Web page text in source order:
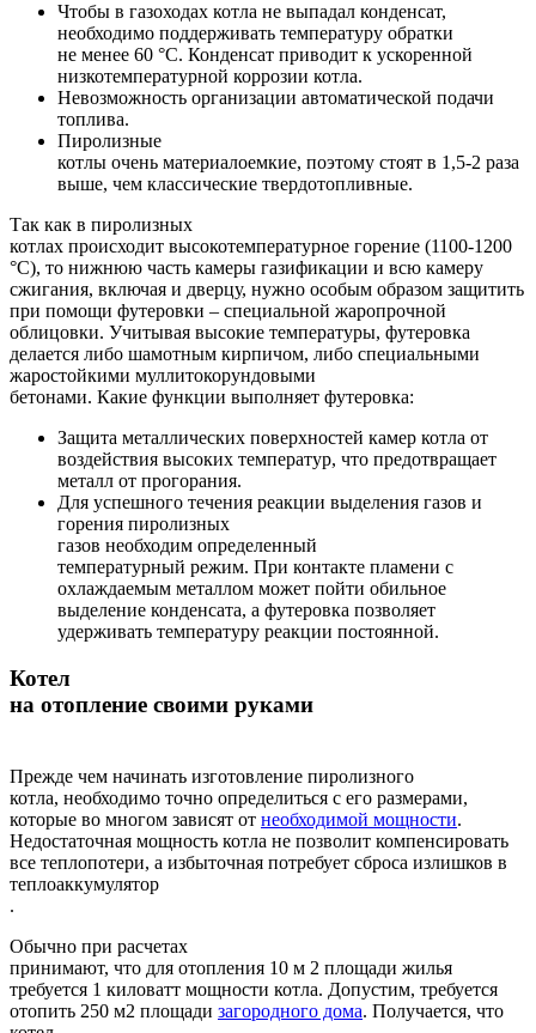
Чтобы в газоходах котла не выпадал конденсат,
необходимо поддерживать температуру обратки
не менее 60 °C. Конденсат приводит к ускоренной
низкотемпературной коррозии котла.
Невозможность организации автоматической подачи
топлива.
Пиролизные
котлы очень материалоемкие, поэтому стоят в 1,5-2 раза
выше, чем классические твердотопливные.
Так как в пиролизных
котлах происходит высокотемпературное горение (1100-1200
°C), то нижнюю часть камеры газификации и всю камеру
сжигания, включая и дверцу, нужно особым образом защитить
при помощи футеровки – специальной жаропрочной
облицовки. Учитывая высокие температуры, футеровка
делается либо шамотным кирпичом, либо специальными
жаростойкими муллитокорундовыми
бетонами. Какие функции выполняет футеровка:
Защита металлических поверхностей камер котла от
воздействия высоких температур, что предотвращает
металл от прогорания.
Для успешного течения реакции выделения газов и
горения пиролизных
газов необходим определенный
температурный режим. При контакте пламени с
охлаждаемым металлом может пойти обильное
выделение конденсата, а футеровка позволяет
удерживать температуру реакции постоянной.
Котел
на отопление своими руками
Прежде чем начинать изготовление пиролизного
котла, необходимо точно определиться с его размерами,
которые во многом зависят от необходимой мощности.
Недостаточная мощность котла не позволит компенсировать
все теплопотери, а избыточная потребует сброса излишков в
теплоаккумулятор
.
Обычно при расчетах
принимают, что для отопления 10 м 2 площади жилья
требуется 1 киловатт мощности котла. Допустим, требуется
отопить 250 м2 площади загородного дома. Получается, что